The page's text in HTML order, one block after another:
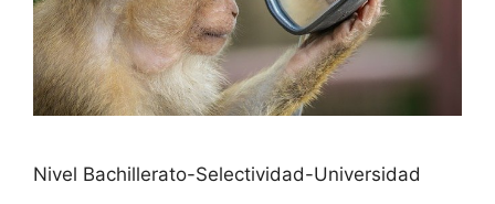
Nivel Bachillerato-Selectividad-Universidad